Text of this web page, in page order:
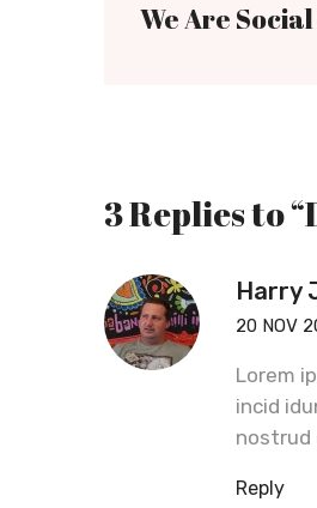
We Are Social
3 Replies to
Harry
20 NOV
Lorem
incid
nostrud
Reply